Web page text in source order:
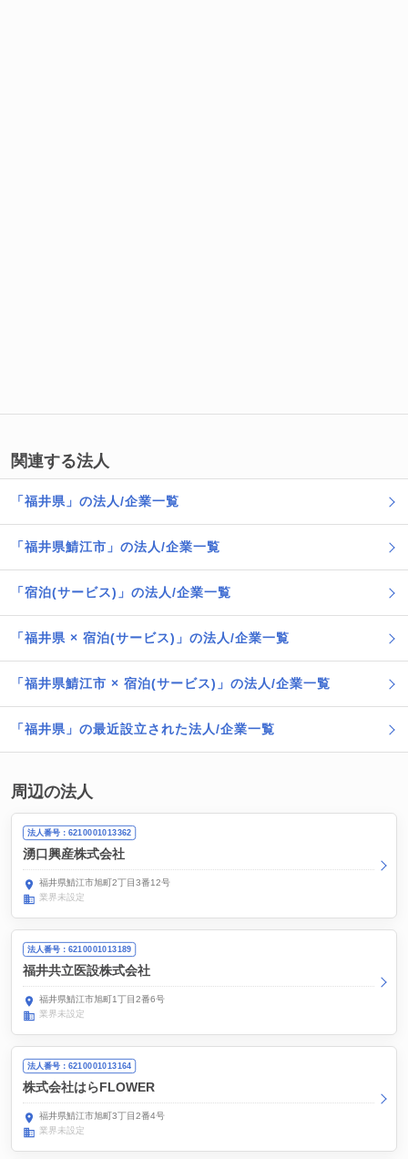
関連する法人
「福井県」の法人/企業一覧
「福井県鯖江市」の法人/企業一覧
「宿泊(サービス)」の法人/企業一覧
「福井県 × 宿泊(サービス)」の法人/企業一覧
「福井県鯖江市 × 宿泊(サービス)」の法人/企業一覧
「福井県」の最近設立された法人/企業一覧
周辺の法人
法人番号：6210001013362
湧口興産株式会社
福井県鯖江市旭町2丁目3番12号
業界未設定
法人番号：6210001013189
福井共立医設株式会社
福井県鯖江市旭町1丁目2番6号
業界未設定
法人番号：6210001013164
株式会社はらFLOWER
福井県鯖江市旭町3丁目2番4号
業界未設定